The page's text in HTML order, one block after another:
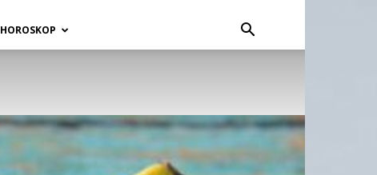
HOROSKOP